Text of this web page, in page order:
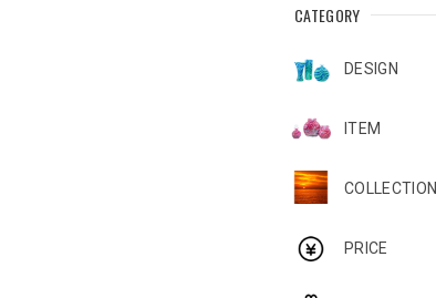
CATEGORY
DESIGN
ITEM
COLLECTION
PRICE